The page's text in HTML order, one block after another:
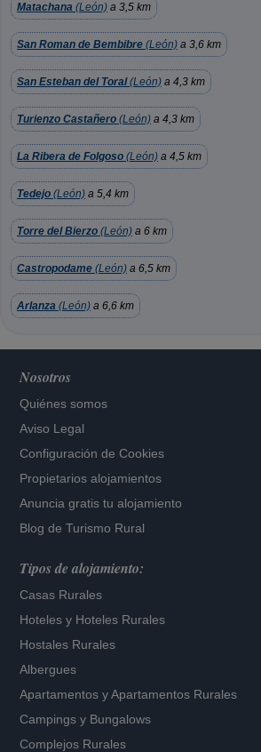
Matachana (León) a 3,5 km
San Roman de Bembibre (León) a 3,6 km
San Esteban del Toral(León) a 4,3 km
Turienzo Castañero (León) a 4,3 km
La Ribera de Folgoso (León) a 4,5 km
Tedejo (León) a 5,4 km
Torre del Bierzo (León) a 6 km
Castropodame (León) a 6,5 km
Arlanza (León) a 6,6 km
Nosotros
Quiénes somos
Aviso Legal
Configuración de Cookies
Propietarios alojamientos
Anuncia gratis tu alojamiento
Blog de Turismo Rural
Tipos de alojamiento:
Casas Rurales
Hoteles y Hoteles Rurales
Hostales Rurales
Albergues
Apartamentos yApartamentos Rurales
Campings y Bungalows
Complejos Rurales